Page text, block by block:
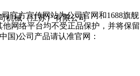
官方宣传网站为公司官网和1688旗舰
网络平台均不受正品保护，并将保留
国)公司产品请认准官网：